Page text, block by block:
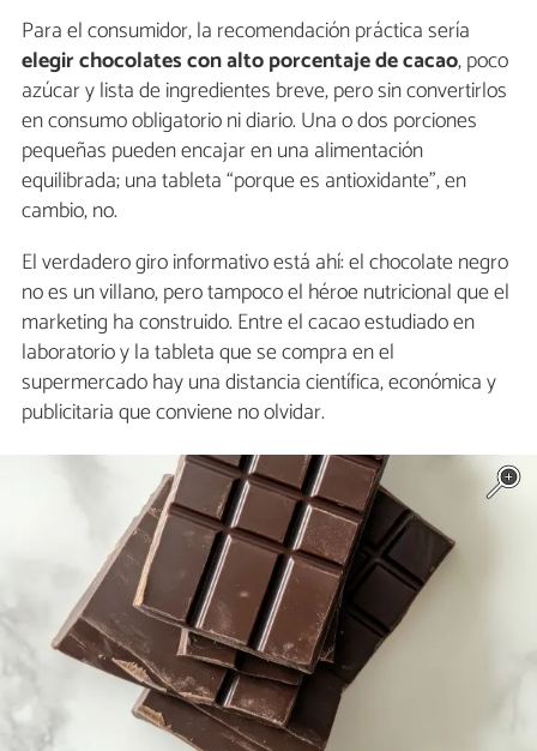
Para el consumidor, la recomendación práctica sería
elegir chocolates con alto porcentaje de cacao, poco
azúcar y lista de ingredientes breve, pero sin convertirlos
en consumo obligatorio ni diario. Una o dos porciones
pequeñas pueden encajar en una alimentación
equilibrada; una tableta “porque es antioxidante”, en
cambio, no.
El verdadero giro informativo está ahí: el chocolate negro
no es un villano, pero tampoco el héroe nutricional que el
marketing ha construido. Entre el cacao estudiado en
laboratorio y la tableta que se compra en el
supermercado hay una distancia científica, económica y
publicitaria que conviene no olvidar.